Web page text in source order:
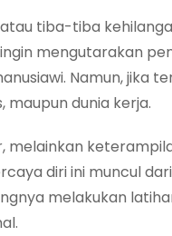
tiba-tiba
mengutarakan
Namun, jika
maupun dunia kerja.
diri ini muncul
melakukan